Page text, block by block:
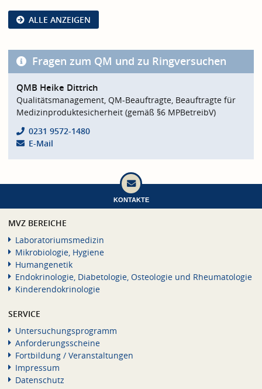
ALLE ANZEIGEN
Fragen zum QM und zu Ringversuchen
QMB Heike Dittrich
Qualitätsmanagement, QM-Beauftragte, Beauftragte für
Medizinproduktesicherheit (gemäß §6 MPBetreibV)
0231 9572-1480
E-Mail
KONTAKTE
MVZ BEREICHE
Laboratoriumsmedizin
Mikrobiologie, Hygiene
Humangenetik
Endokrinologie, Diabetologie, Osteologie und Rheumatologie
Kinderendokrinologie
SERVICE
Untersuchungsprogramm
Anforderungsscheine
Fortbildung / Veranstaltungen
Impressum
Datenschutz